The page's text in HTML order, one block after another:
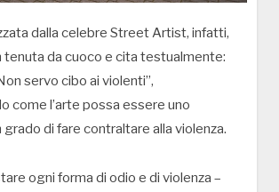
dalla celebre Street Artist, infatti,
tenuta da cuoco e cita testualmente:
servo cibo ai violenti”,
come l’arte possa essere uno
di fare contraltare alla violenza.
ogni forma di odio e di violenza –